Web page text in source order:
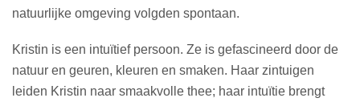
natuurlijke omgeving volgden spontaan.
Kristin is een intuïtief persoon. Ze is gefascineerd door de
natuur en geuren, kleuren en smaken. Haar zintuigen
leiden Kristin naar smaakvolle thee; haar intuïtie brengt